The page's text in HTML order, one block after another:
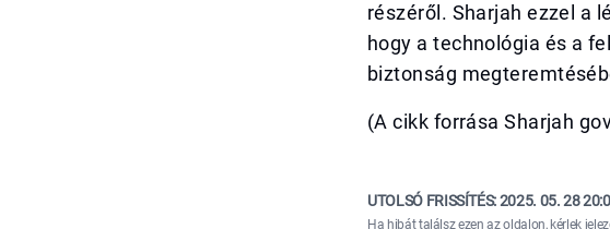
részéről. Sharjah ezzel a
hogy a technológia és a
biztonság
(A cikk forrása Sharjah
UTOLSÓ FRISSÍTÉS:2025. 05. 28
Ha hibát találsz ezen az oldalon, kérlek